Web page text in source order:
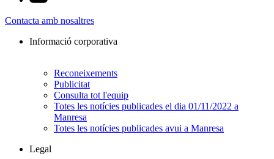
Contacta amb nosaltres
Informació corporativa
Reconeixements
Publicitat
Consulta tot l'equip
Totes les notícies publicades el dia 01/11/2022 a
Manresa
Totes les notícies publicades avui a Manresa
Legal